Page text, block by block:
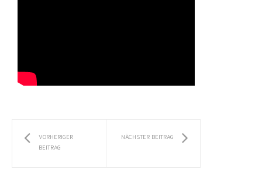
VORHERIGER
BEITRAG
NÄCHSTER BEITRAG